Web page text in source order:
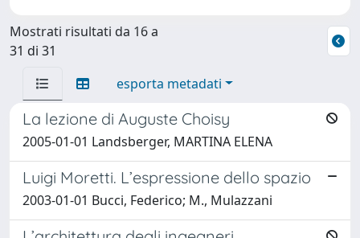
Mostrati risultati da 16 a
31 di 31
esporta metadati
La lezione di Auguste Choisy
2005-01-01 Landsberger, MARTINA ELENA
Luigi Moretti. L’espressione dello spazio
2003-01-01 Bucci, Federico; M., Mulazzani